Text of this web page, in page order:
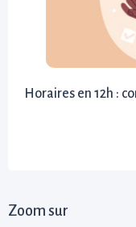
Horaires en 12h :
Zoom sur